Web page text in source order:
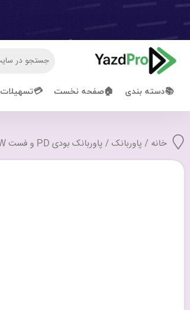
📚دسته بندی 🏠صفحه نخست 💳تسهیلات
خانه / پاوربانک / پاوربانک بودی PD و فست 10000mAh 20W دارای نمایشگر درصد شارژ با 3 پورت و کابل متصل مدل PB086B با گارانتی 18 ماهه (6 ماه تعویض) مشکی